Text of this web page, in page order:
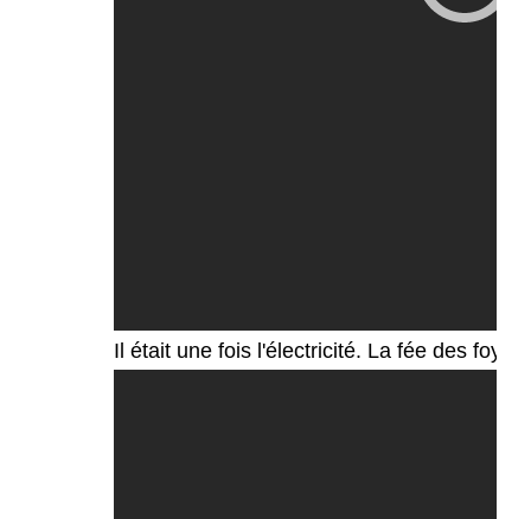
Il était une fois l'électricité. La fée des